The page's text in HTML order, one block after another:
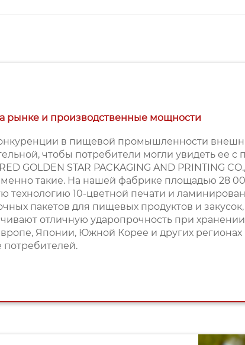
рынке и производственные мощности
в пищевой промышленности
чтобы потребители могли увидеть ее с
GOLDEN STAR PACKAGING AND PRINTING
такие. На нашей фабрике площадью 28
технологию 10-цветной печати и
пакетов для пищевых продуктов и
отличную ударопрочность при
Японии, Южной Корее и других регионах
потребителей.